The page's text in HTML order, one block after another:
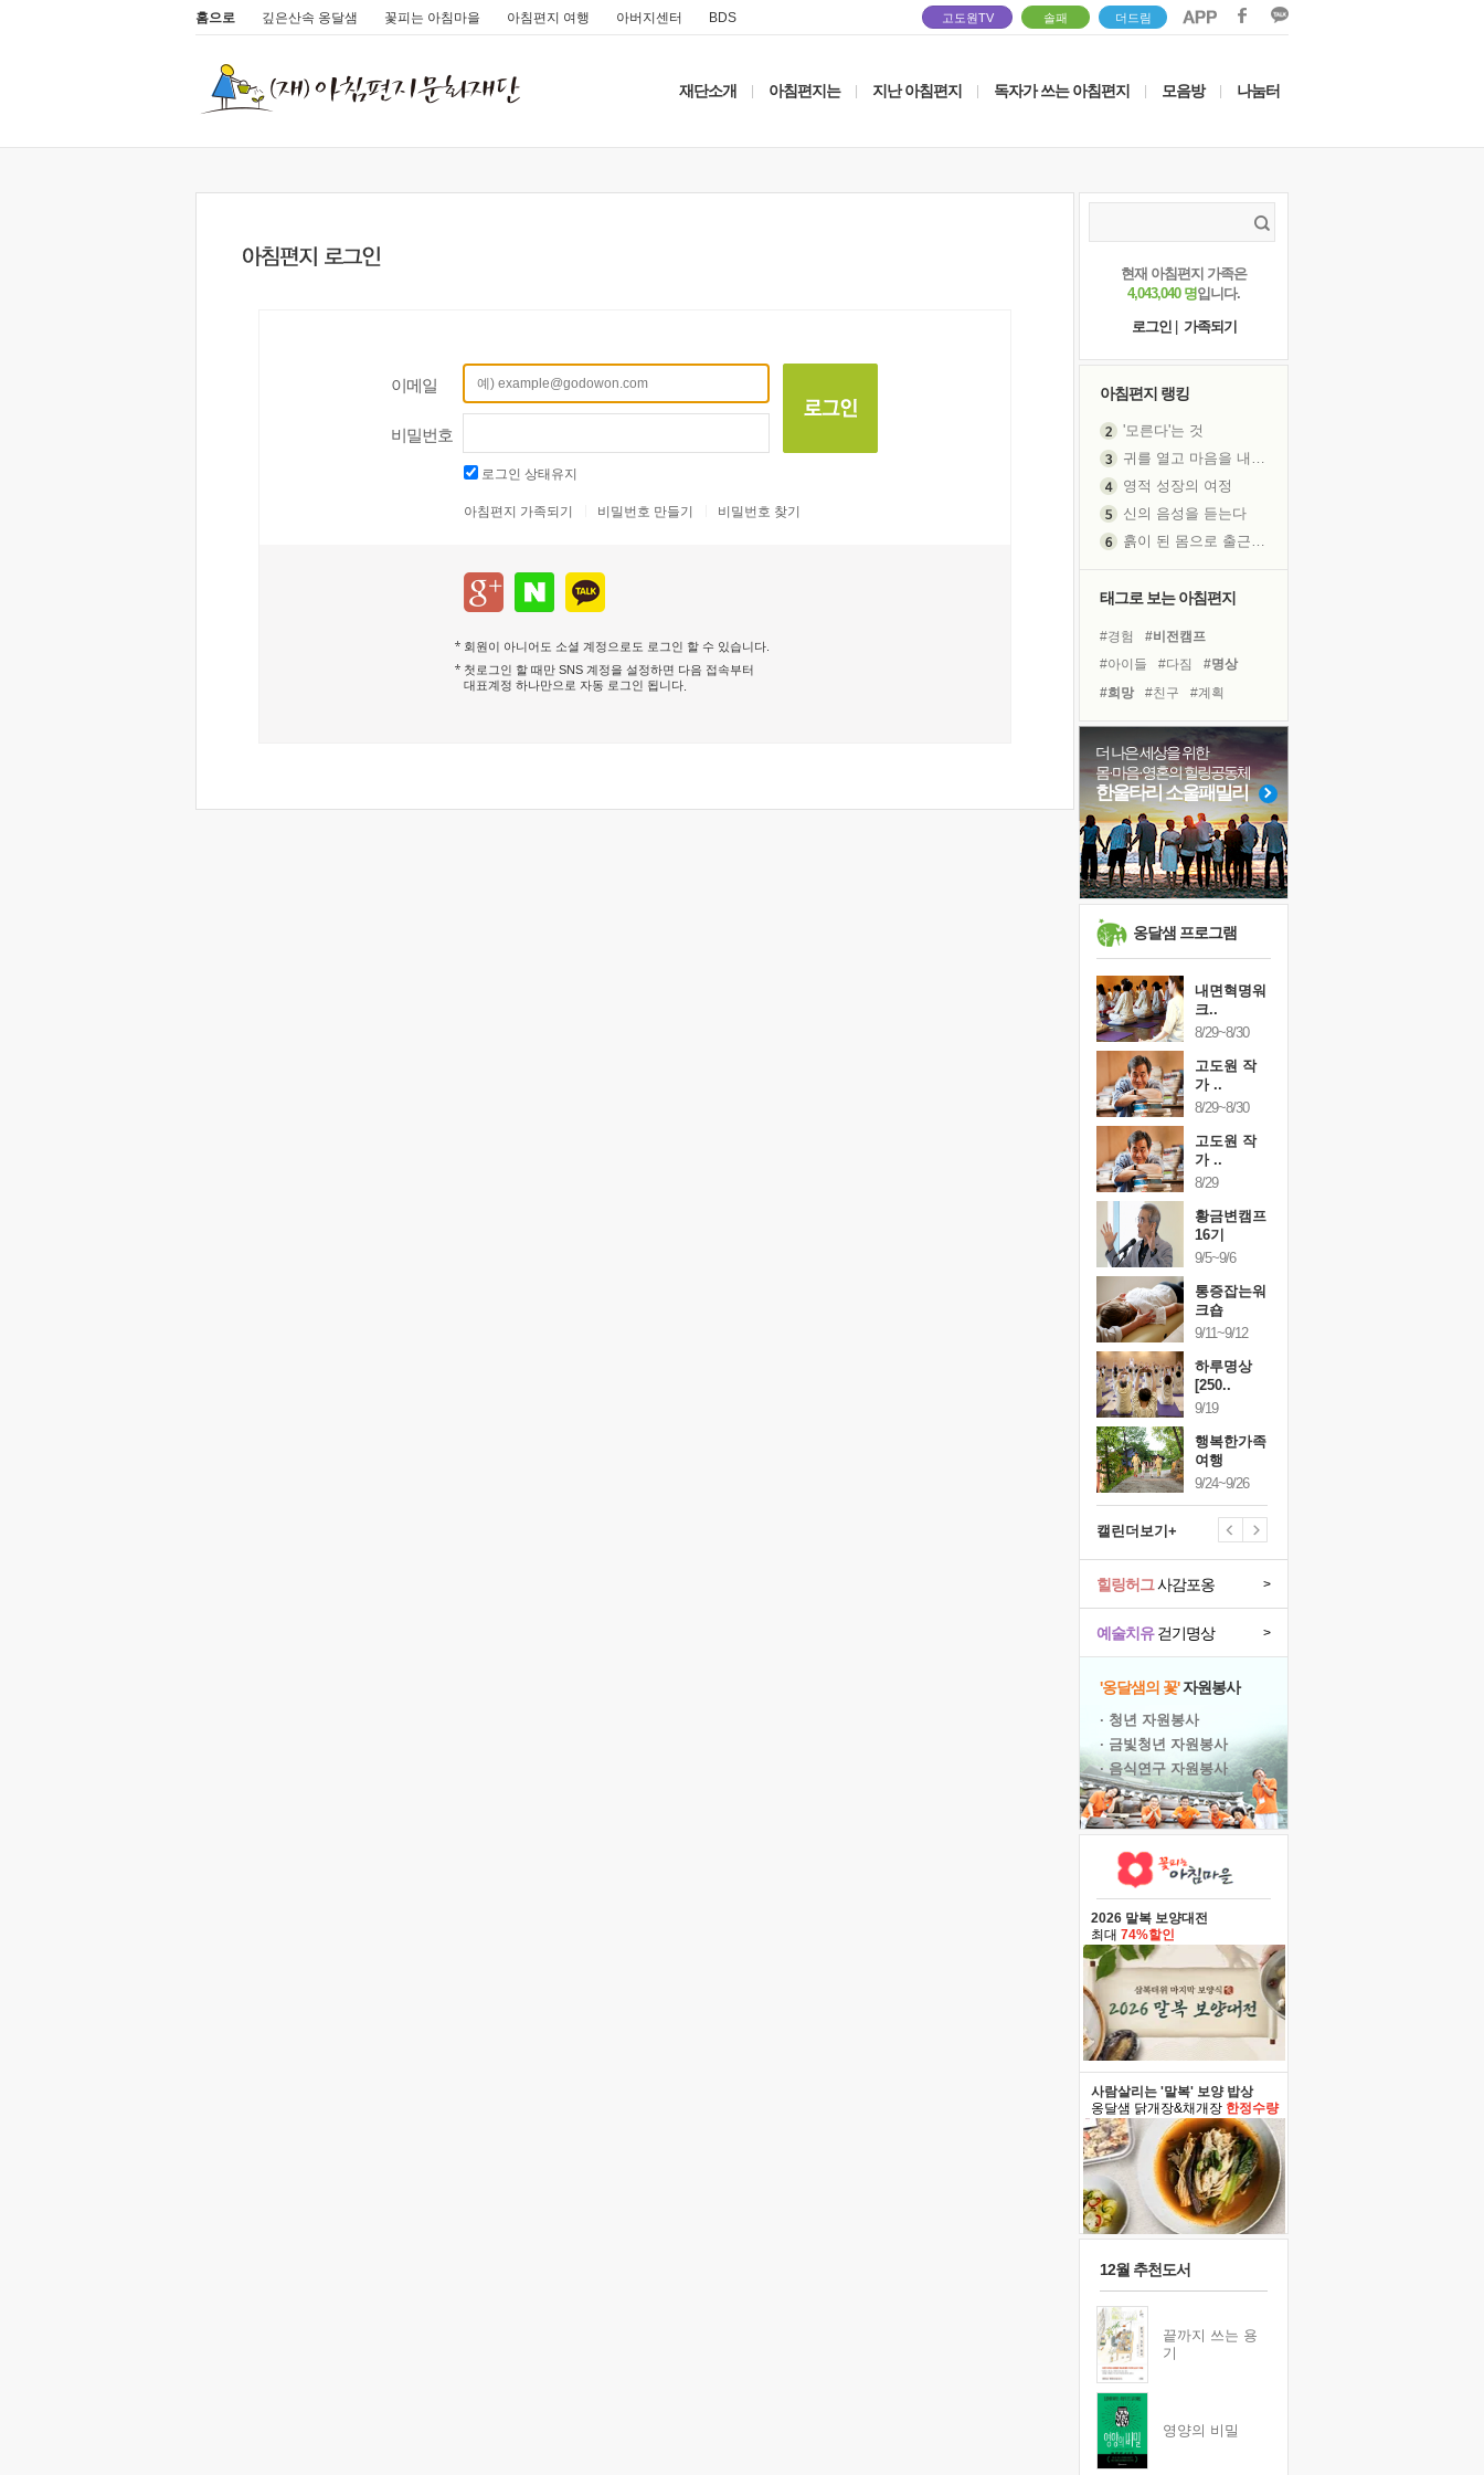
홈으로 깊은산속 옹달샘 꽃피는 아침마을 아침편지 여행 아버지센터 BDS 고도원TV 솔패 더드림
재단소개 아침편지는 지난 아침편지 독자가 쓰는 아침편지 모음방 나눔터
이메일
비밀번호
로그인 상태유지
아침편지 가족되기 비밀번호 만들기 비밀번호 찾기
회원이 아니어도 소셜 계정으로도 로그인 할 수 있습니다.
첫로그인 할 때만 SNS 계정을 설정하면 다음 접속부터
대표계정 하나만으로 자동 로그인 됩니다
현재 아침편지 가족은
4,043,040 명입니다.
로그인
가족되기
아침편지 랭킹
'모른다'는 것
영적 성장의 여정
신의 음성을 듣는다
처음 손을 잡았던 날
꿈이 실제가 되는 것
'말 타는 법'을 먼저
졸업식 사진을 보며
극심한 변비, 어깨결림, 수면 장애
아픈 아버지를 위한 공간 설계
슬럼프
보고 싶은 어머니
유년 시절의 부산 영도 바다
못된 꼰대들
너무 황홀한 꽃들이여!
'모른다'는 것
태그로 보는 아침편지
#경험
#비전캠프
#아이들
#다짐
#명상
#희망
#친구
#계획
#극복
#도움
#면역력
#삶
#힐링 #위기
#건강
#리더
#바이러스
#독서캠프
#독서
#링컨학교
#선택
더 나은 세상을 위한
몸·마음·영혼의 힐링공동체
한울타리 소울패밀리
옹달샘 프로그램
내면혁명워
크..
8/29~8/30
고도원 작
가 ..
8/29~8/30
고도원 작
가 ..
8/29
황금변캠프
16기
9/5~9/6
통증잡는워
크숍
9/11~9/12
하루명상
[250..
9/19
행복한가족
여행
9/24~9/26
캘린더보기+
예술치유걷기명상 >
힐링허그사감포옹 >
'옹달샘의 꽃'자원봉사
· 청년 자원봉사
· 금빛청년 자원봉사
· 음식연구 자원봉사
2026 말복 보양대전
최대 74%할인
사람살리는 '말복' 보양 밥상
옹달샘 닭개장&채개장 한정수량
12월 추천도서
끝까지 쓰는 용
기
영양의 비밀